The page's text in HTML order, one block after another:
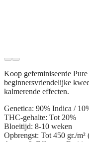
Koop gefeminiseerde
beginnersvriendelijke
kalmerende effecten.
Genetica: 90% Indica /
THC-gehalte: Tot 20%
Bloeitijd: 8-10 weken
Opbrengst: Tot 450 gr./